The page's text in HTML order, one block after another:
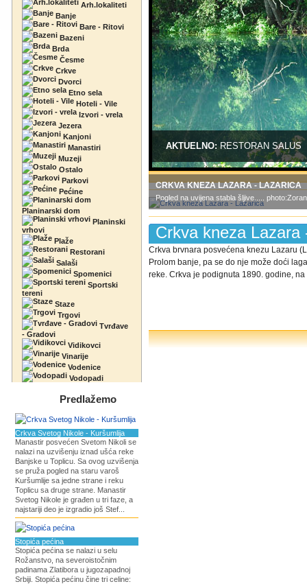
Arh.lokaliteti
Banje
Bare - Ritovi
Bazeni
Brda
Česme
Crkve
Dvorci
Etno sela
Hoteli - Vile
Izvori - vrela
Jezera
Kanjoni
Manastiri
Muzeji
Ostalo
Parkovi
Pećine
Planinarski dom
Planinski
vrhovi
Plaže
Restorani
Salaši
Spomenici
Sportski
tereni
Staze
Trgovi
Tvrđave
- Gradovi
Vidikovci
Vinarije
Vodenice
Vodopadi
Predlažemo
Crkva Svetog Nikole - Kuršumlija
Manastir posvećen Svetom Nikoli se
nalazi na uzvišenju iznad ušća reke
Banjske u Toplicu. Sa ovog uzvišenja
se pruža pogled na staru varoš
Kuršumlije sa jedne strane i reku
Toplicu sa druge strane. Manastir
Svetog Nikole je građen u tri faze, a
najstariji deo je izgradio još Stef...
Stopića pećina
Stopića pećina se nalazi u selu
Rožanstvo, na severoistočnim
padinama Zlatibora u jugozapadnoj
Srbiji. Stopića pećinu čine tri celine:
AKTUELNO:RESTORAN SALUS
CRKVA KNEZA LAZARA - LAZARICA
Pogled na uvijena stabla šljive.....
Crkva kneza Lazara
Crkva brvnara posvećena knezu Lazaru
Prolom banje, pa se do nje može doći
reke. Crkva je podignuta 1890. godine,